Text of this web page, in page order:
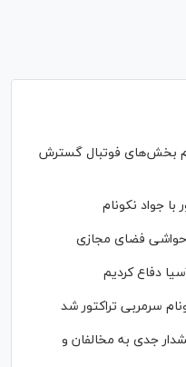
بخش‌های فوتبال گسترش
جواد نکونام
حواشی فضای مجازی
دفاع کردیم
سرمربی تراکتور شد
جدی به مخالفان و